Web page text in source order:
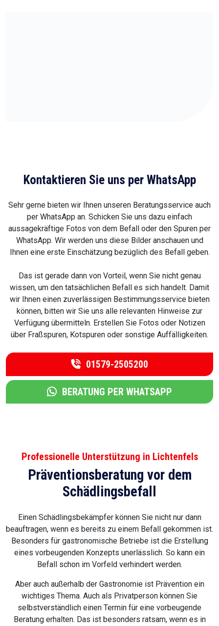
Kontaktieren Sie uns per WhatsApp
Sehr gerne bieten wir Ihnen unseren Beratungsservice auch
per WhatsApp an. Schicken Sie uns dazu einfach
aussagekräftige Fotos von dem Befall oder den Spuren per
WhatsApp. Wir werden uns diese Bilder anschauen und
Ihnen eine erste Einschätzung bezüglich des Befall geben.
Das ist gerade dann von Vorteil, wenn Sie nicht genau
wissen, um den tatsächlichen Befall es sich handelt. Damit
wir Ihnen einen zuverlässigen Bestimmungsservice bieten
können, bitten wir Sie uns alle relevanten Hinweise zur
Verfügung übermitteln. Erstellen Sie Fotos oder Notizen
über Fraßspuren, Kotspuren oder sonstige Auffälligkeiten.
01579-2505200
BERATUNG PER WHATSAPP
Professionelle Unterstützung in Lichtenfels
Präventionsberatung vor dem
Schädlingsbefall
Einen Schädlingsbekämpfer können Sie nicht nur dann
beauftragen, wenn es bereits zu einem Befall gekommen ist.
Besonders für gastronomische Betriebe ist die Erstellung
eines vorbeugenden Konzepts unerlässlich. So kann ein
Befall schon im Vorfeld verhindert werden.
Aber auch außerhalb der Gastronomie ist Prävention ein
wichtiges Thema. Auch als Privatperson können Sie
selbstverständlich einen Termin für eine vorbeugende
Beratung erhalten. Das ist besonders ratsam, wenn es in